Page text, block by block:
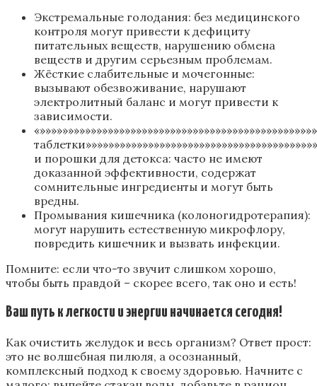
Экстремальные голодания: без медицинского
контроля могут привести к дефициту
питательных веществ, нарушению обмена
веществ и другим серьезным проблемам.
Жёсткие слабительные и мочегонные:
вызывают обезвоживание, нарушают
электролитный баланс и могут привести к
зависимости.
и порошки для детокса: часто не имеют
доказанной эффективности, содержат
сомнительные ингредиенты и могут быть
вредны.
Промывания кишечника (колоногидротерапия):
могут нарушить естественную микрофлору,
повредить кишечник и вызвать инфекции.
Помните: если что-то звучит слишком хорошо,
чтобы быть правдой – скорее всего, так оно и есть!
Ваш путь к легкости и энергии начинается сегодня!
Как очистить желудок и весь организм? Ответ прост:
это не волшебная пилюля, а осознанный,
комплексный подход к своему здоровью. Начните с